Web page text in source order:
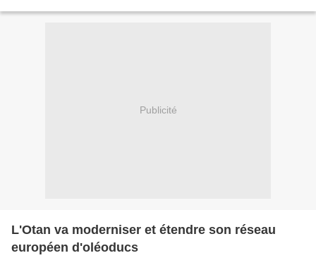
Publicité
L'Otan va moderniser et étendre son réseau
européen d'oléoducs